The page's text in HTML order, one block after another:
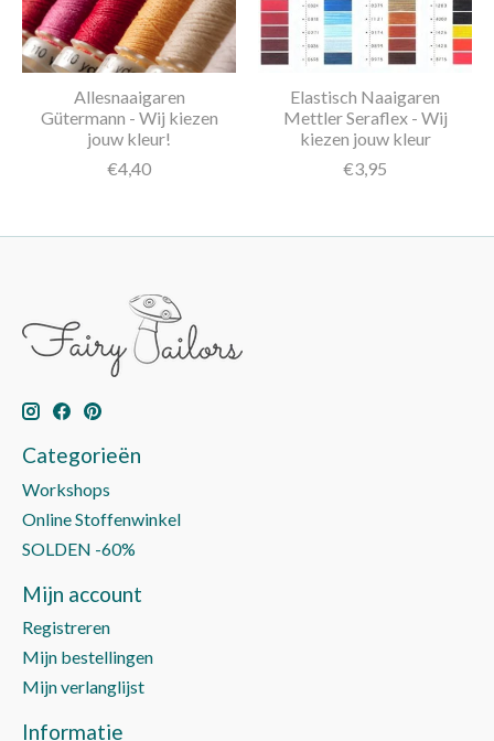
Allesnaaigaren
Gütermann - Wij kiezen
jouw kleur!
€4,40
Elastisch Naaigaren
Mettler Seraflex - Wij
kiezen jouw kleur
€3,95
Categorieën
Workshops
Online Stoffenwinkel
SOLDEN -60%
Mijn account
Registreren
Mijn bestellingen
Mijn verlanglijst
Informatie